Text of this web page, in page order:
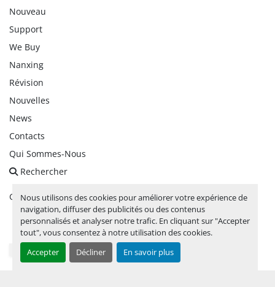
Nous utilisons des cookies pour améliorer votre expérience de
navigation, diffuser des publicités ou des contenus
personnalisés et analyser notre trafic. En cliquant sur "Accepter
tout", vous consentez à notre utilisation des cookies.
Accepter
Décliner En savoir plus
Nouveau
Support
We Buy
Nanxing
Révision
Nouvelles
News
Contacts
Qui Sommes-Nous
Rechercher
Gérez les cookies
facebook
linkedininstagram
whatsapp
youtube